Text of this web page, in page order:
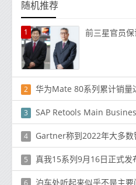
随机推荐
1 前三星官员
2 华为Mate 80系列累计销量
3 SAP Retools Main Business
4 Gartner称到2022年大多
5 真我15系列9月16日正式
泊车处听起来似乎不是主要问题但对